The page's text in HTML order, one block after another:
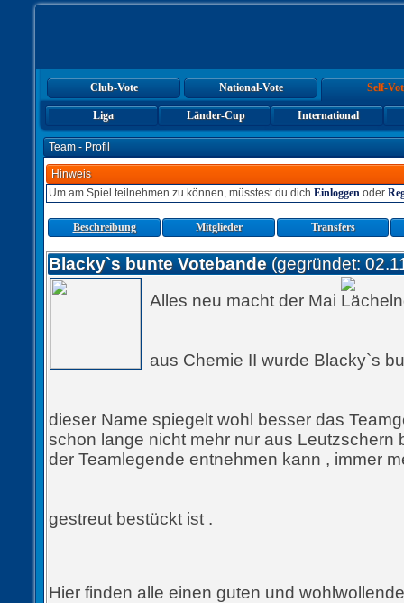
Club-Vote National-Vote Self-
Liga Länder-Cup International
Team - Profil
Hinweis
Um am Spiel teilnehmen zu können, müsstest du dich Einloggen oder
Beschreibung Mitglieder Transfers
Blacky`s bunte Votebande (gegründet:
Alles neu macht der Mai
aus Chemie II wurde Blacky`s
dieser Name spiegelt wohl besser das
schon lange nicht mehr nur aus Leutzschern
der Teamlegende entnehmen kann , immer
gestreut bestückt ist .
Hier finden alle einen guten und